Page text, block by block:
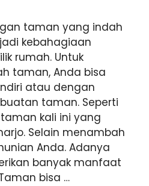
taman yang indah
kebahagiaan
rumah. Untuk
taman, Anda bisa
atau dengan
taman. Seperti
kali ini yang
Selain menambah
Anda. Adanya
banyak manfaat
bisa …